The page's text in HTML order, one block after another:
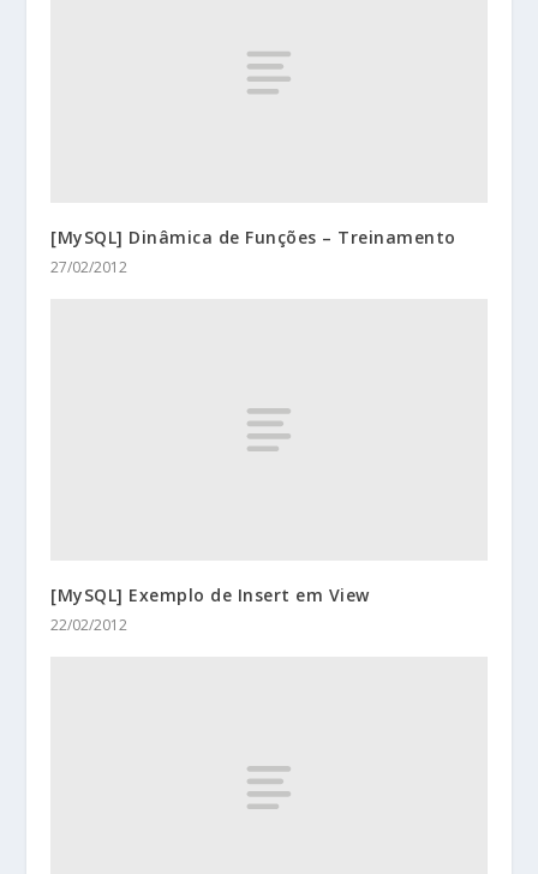
[MySQL] Dinâmica de Funções – Treinamento
27/02/2012
[MySQL] Exemplo de Insert em View
22/02/2012